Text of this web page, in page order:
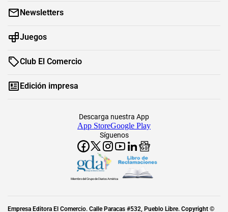
Newsletters
Juegos
Club El Comercio
Edición impresa
Síguenos
Descarga nuestra App
App StoreGoogle Play
Miembro del Grupo de Diarios América
Empresa Editora El Comercio. Calle Paracas #532, Pueblo Libre. Copyright ©